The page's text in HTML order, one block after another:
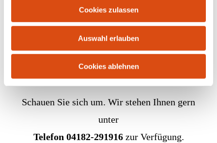
Cookies zulassen
Auswahl erlauben
Cookies ablehnen
Kontakt Impressum Datenschutz Widerrufsrecht
Schauen Sie sich um. Wir stehen Ihnen gern
unter
Telefon 04182-291916zur Verfügung.